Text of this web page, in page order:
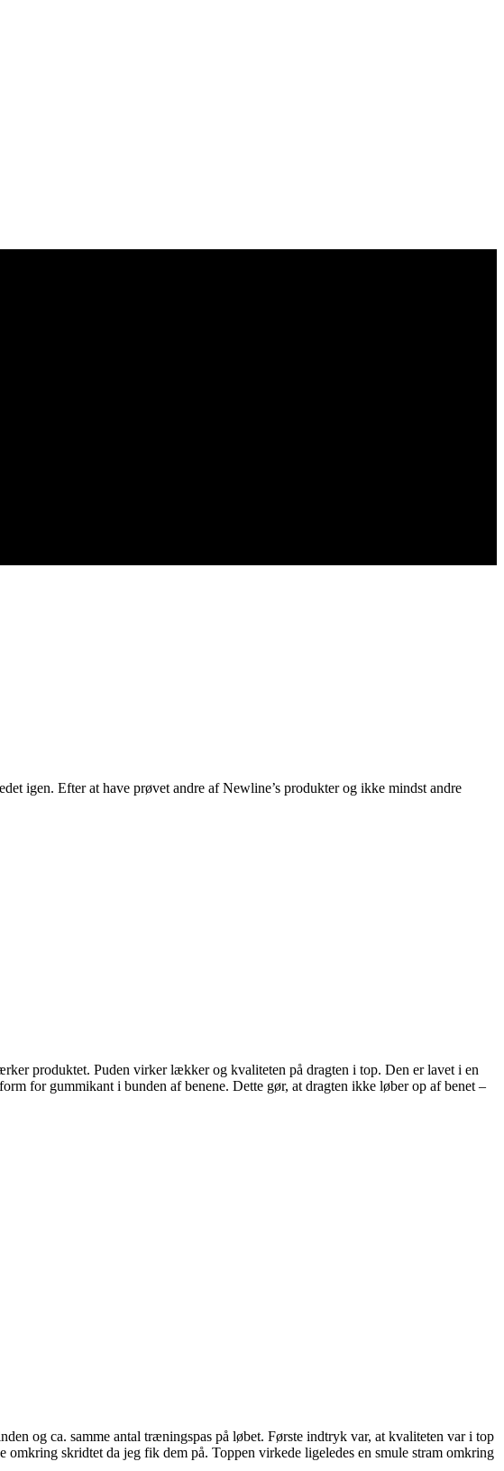
igen. Efter at have prøvet andre af Newline’s produkter og ikke mindst andre
produktet. Puden virker lækker og kvaliteten på dragten i top. Den er lavet i en
for gummikant i bunden af benene. Dette gør, at dragten ikke løber op af benet –
og ca. samme antal træningspas på løbet. Første indtryk var, at kvaliteten var i top
omkring skridtet da jeg fik dem på. Toppen virkede ligeledes en smule stram omkring